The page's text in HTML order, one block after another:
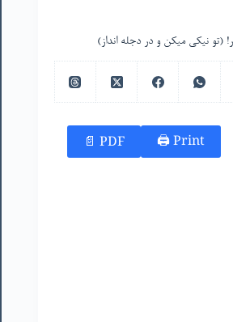
(تو نیکی میکن و در دجله انداز)
Print 🖨
PDF 📄